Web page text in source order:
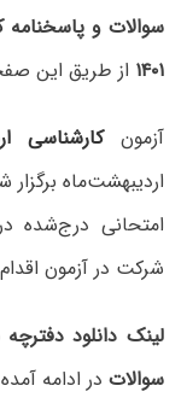
سوالات و
۱۴۰۱ از طریق این
آزمونکارشناسی
اردیبهشت‌ماه
امتحانی درج‌شده
شرکت در آزمون
لینک دانلود
سوالات در ادامه